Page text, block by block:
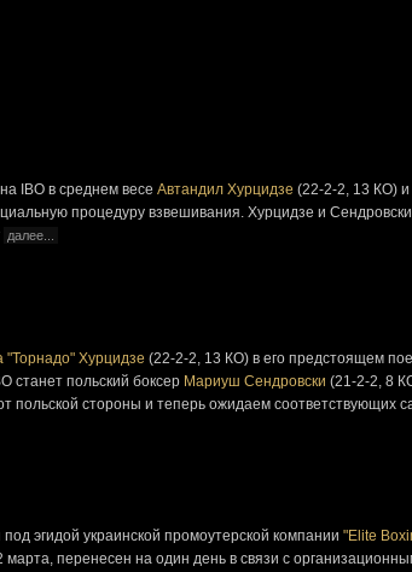
IBO в среднем весе Автандил Хурцидзе (22-2-2, 13 КО) и
процедуру взвешивания. Хурцидзе и Сендровски
далее...
"Торнадо" Хурцидзе (22-2-2, 13 КО) в его предстоящем
станет польский боксер Мариуш Сендровски (21-2-2, 8
польской стороны и теперь ожидаем соответствующих
эгидой украинской промоутерской компании "Elite
перенесен на один день в связи с